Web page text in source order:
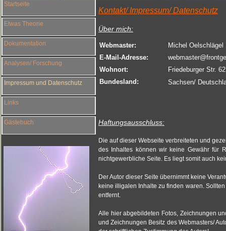
Startseite
Etwas Theorie
Dokumentation
Analysen/ Forschung
Impressum und Datenschutz
Links
Gästebuch
Kontakt/ Impressum/ Datenschutz
Über mich:
Webmaster:
Michel Oelschlägel
E-Mail-Adresse:
Wohnort:
Friedeburger Str.
Bundesland:
Sachsen/
Haftungsausschluss:
Die auf dieser Webseite verbreiteten und
des Inhaltes können wir keine Gewähr für
nichtgewerbliche Seite. Es liegt somit auch
Der Autor dieser Seite übernimmt keine
keine illigalen Inhalte zu finden waren.
entfernt.
Alle hier abgebildeten Fotos, Zeichnungen
und Zeichnungen Besitz des Webmasters/